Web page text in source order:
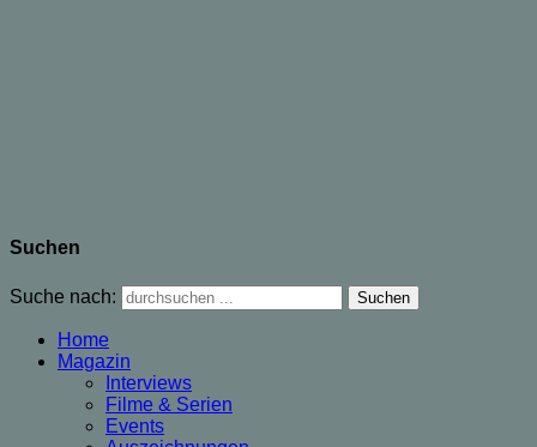
Suchen
Suche nach:
Home
Magazin
Interviews
Filme & Serien
Events